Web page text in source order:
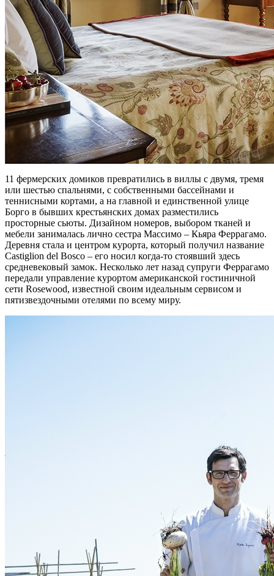
11 фермерских домиков превратились в виллы с двумя, тремя
или шестью спальнями, с собственными бассейнами и
теннисными кортами, а на главной и единственной улице
Борго в бывших крестьянских домах разместились
просторные сьюты. Дизайном номеров, выбором тканей и
мебели занималась лично сестра Массимо – Кьяра Феррагамо.
Деревня стала и центром курорта, который получил название
Castiglion del Bosco – его носил когда-то стоявший здесь
средневековый замок. Несколько лет назад супруги Феррагамо
передали управление курортом американской гостиничной
сети Rosewood, известной своим идеальным сервисом и
пятизвездочными отелями по всему миру.